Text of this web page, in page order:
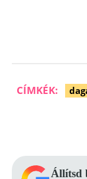
CÍMKÉK:
Állítsd